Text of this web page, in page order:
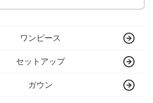
ワンピース
セットアップ
ガウン